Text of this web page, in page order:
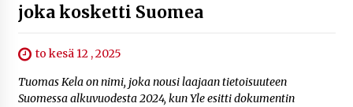
joka kosketti Suomea
to kesä 12 , 2025
Tuomas Kela on nimi, joka nousi laajaan tietoisuuteen
Suomessa alkuvuodesta 2024, kun Yle esitti dokumentin